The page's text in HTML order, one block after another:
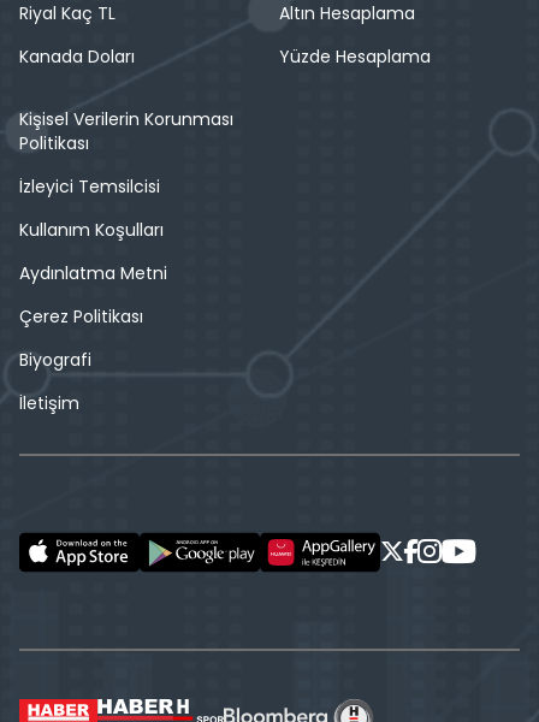
Riyal Kaç TL
Kanada Doları
Altın Hesaplama
Yüzde Hesaplama
Kişisel Verilerin Korunması
Politikası
İzleyici Temsilcisi
Kullanım Koşulları
Aydınlatma Metni
Çerez Politikası
Biyografi
İletişim